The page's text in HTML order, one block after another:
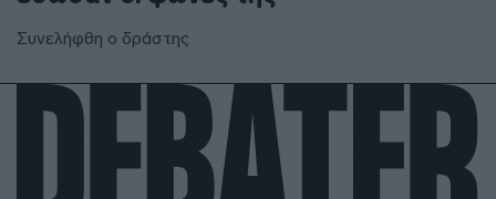
Συνελήφθη ο δράστης